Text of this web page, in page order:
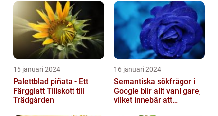
16 januari 2024
Palettblad piñata - Ett
Färgglatt Tillskott till
Trädgården
16 januari 2024
Semantiska sökfrågor i
Google blir allt vanligare,
vilket innebär att